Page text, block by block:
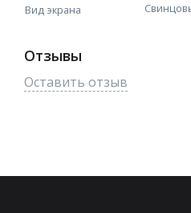
Вид экрана
Отзывы
Оставить отзыв